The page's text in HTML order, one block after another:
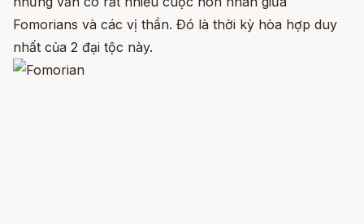
Fomorians và các vị thần. Đó là thời kỳ hòa hợp duy
nhất của 2 đại tộc này.